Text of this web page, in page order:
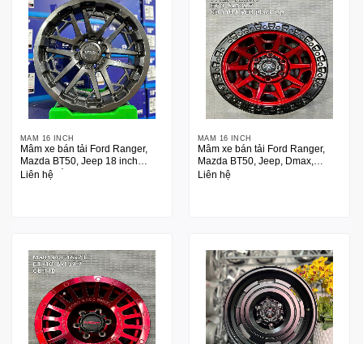
MÂM 16 INCH
Mâm xe bán tải Ford Ranger,
Mazda BT50, Jeep 18 inch
Oasis Thái
Liên hệ
MÂM 16 INCH
Mâm xe bán tải Ford Ranger,
Mazda BT50, Jeep, Dmax,
Triton, Prado 16 inch
Liên hệ